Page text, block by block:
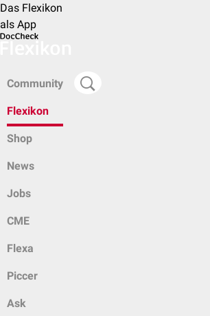
Das Flexikon
als App
Community
Flexikon
Shop
News
Jobs
CME
Flexa
Piccer
Ask